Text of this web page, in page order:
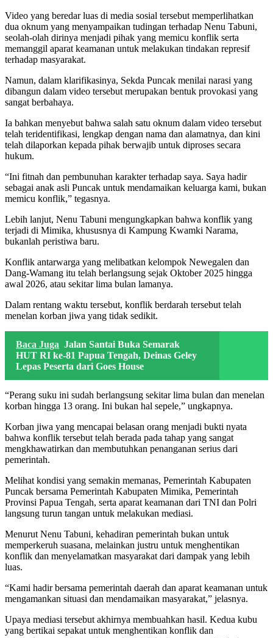
Video yang beredar luas di media sosial tersebut memperlihatkan
dua oknum yang menyampaikan tudingan terhadap Nenu Tabuni,
seolah-olah dirinya menjadi pihak yang memicu konflik serta
memanggil aparat keamanan untuk melakukan tindakan represif
terhadap masyarakat.
Namun, dalam klarifikasinya, Sekda Puncak menilai narasi yang
dibangun dalam video tersebut merupakan bentuk provokasi yang
sangat berbahaya.
Ia bahkan menyebut bahwa salah satu oknum dalam video tersebut
telah teridentifikasi, lengkap dengan nama dan alamatnya, dan kini
telah dilaporkan kepada pihak berwajib untuk diproses secara
hukum.
“Ini fitnah dan pembunuhan karakter terhadap saya. Saya hadir
sebagai anak asli Puncak untuk mendamaikan keluarga kami, bukan
memicu konflik,” tegasnya.
Lebih lanjut, Nenu Tabuni mengungkapkan bahwa konflik yang
terjadi di Mimika, khususnya di Kampung Kwamki Narama,
bukanlah peristiwa baru.
Konflik antarwarga yang melibatkan kelompok Newegalen dan
Dang-Wamang itu telah berlangsung sejak Oktober 2025 hingga
awal 2026, atau sekitar lima bulan lamanya.
Dalam rentang waktu tersebut, konflik berdarah tersebut telah
menelan korban jiwa yang tidak sedikit.
Baca Juga Jalan Santai Buka Semarak
HUT RI ke-81 Papua Tengah, Deinas Geley
Lepas Peserta dari Goes House
“Perang suku ini sudah berlangsung sekitar lima bulan dan menelan
korban hingga 13 orang. Ini bukan hal sepele,” ungkapnya.
Korban jiwa yang mencapai belasan orang menjadi bukti nyata
bahwa konflik tersebut telah berada pada tahap yang sangat
mengkhawatirkan dan membutuhkan penanganan serius dari
pemerintah.
Melihat kondisi yang semakin memanas, Pemerintah Kabupaten
Puncak bersama Pemerintah Kabupaten Mimika, Pemerintah
Provinsi Papua Tengah, serta aparat keamanan dari TNI dan Polri
langsung turun tangan untuk melakukan mediasi.
Menurut Nenu Tabuni, kehadiran pemerintah bukan untuk
memperkeruh suasana, melainkan justru untuk menghentikan
konflik dan menyelamatkan masyarakat dari dampak yang lebih
luas.
“Kami hadir bersama pemerintah daerah dan aparat keamanan untuk
mengamankan situasi dan mendamaikan masyarakat,” jelasnya.
Upaya mediasi tersebut akhirnya membuahkan hasil. Kedua kubu
yang bertikai sepakat untuk menghentikan konflik dan